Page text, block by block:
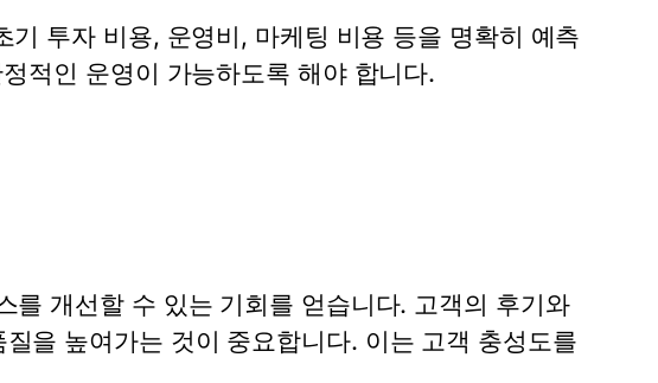
투자 비용, 운영비, 마케팅 비용 등을 명확히 예측
적인 운영이 가능하도록 해야 합니다.
를 개선할 수 있는 기회를 얻습니다. 고객의 후기와
을 높여가는 것이 중요합니다. 이는 고객 충성도를